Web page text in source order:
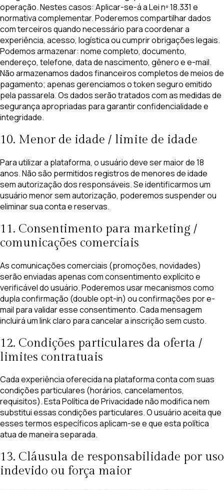
operação. Nestes casos: Aplicar-se-á a Lei nº 18.331 e
normativa complementar. Poderemos compartilhar dados
com terceiros quando necessário para coordenar a
experiência, acesso, logística ou cumprir obrigações legais.
Podemos armazenar: nome completo, documento,
endereço, telefone, data de nascimento, gênero e e-mail.
Não armazenamos dados financeiros completos de meios de
pagamento; apenas gerenciamos o token seguro emitido
pela passarela. Os dados serão tratados com as medidas de
segurança apropriadas para garantir confidencialidade e
integridade.
10. Menor de idade / limite de idade
Para utilizar a plataforma, o usuário deve ser maior de 18
anos. Não são permitidos registros de menores de idade
sem autorização dos responsáveis. Se identificarmos um
usuário menor sem autorização, poderemos suspender ou
eliminar sua conta e reservas.
11. Consentimento para marketing /
comunicações comerciais
As comunicações comerciais (promoções, novidades)
serão enviadas apenas com consentimento explícito e
verificável do usuário. Poderemos usar mecanismos como
dupla confirmação (double opt-in) ou confirmações por e-
mail para validar esse consentimento. Cada mensagem
incluirá um link claro para cancelar a inscrição sem custo.
12. Condições particulares da oferta /
limites contratuais
Cada experiência oferecida na plataforma conta com suas
condições particulares (horários, cancelamentos,
requisitos). Esta Política de Privacidade não modifica nem
substitui essas condições particulares. O usuário aceita que
esses termos específicos aplicam-se e que esta política
atua de maneira separada.
13. Cláusula de responsabilidade por uso
indevido ou força maior